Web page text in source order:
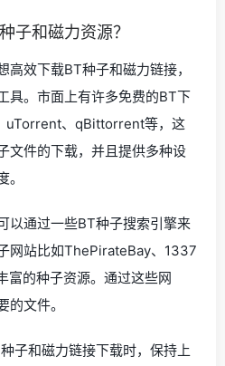
子和磁力资源？
效下载BT种子和磁力链接，
具。市面上有许多免费的BT下
uTorrent、qBittorrent等，这
文件的下载，并且提供多种设
以通过一些BT种子搜索引擎来
网站比如ThePirateBay、1337
富的种子资源。通过这些网
文件。
子和磁力链接下载时，保持上